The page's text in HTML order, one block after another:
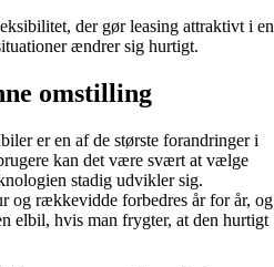
der gør leasing attraktivt i en
ændrer sig hurtigt.
omstilling
er en af de største forandringer i
kan det være svært at vælge
stadig udvikler sig.
og rækkevidde forbedres år for år, og
elbil, hvis man frygter, at den hurtigt